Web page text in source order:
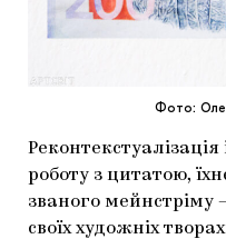
Фото:
роботу з цитатою,
званого
своїх художніх